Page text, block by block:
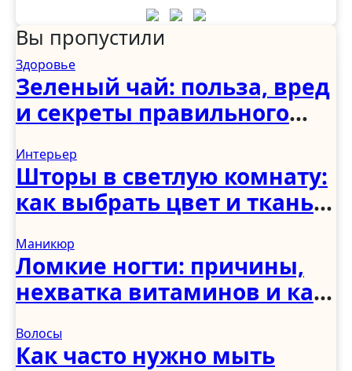
Вы пропустили
Здоровье
Зеленый чай: польза, вред
и секреты правильного
Интерьер
Шторы в светлую комнату:
как выбрать цвет и ткань
Маникюр
Ломкие ногти: причины,
нехватка витаминов и как
условиях
Волосы
Как часто нужно мыть